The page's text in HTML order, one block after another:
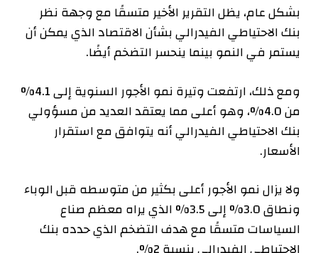
بشكل عام، يظل التقرير الأخير متسقًا مع وجهة نظر
بنك الاحتياطي الفيدرالي بشأن الاقتصاد الذي يمكن أن
يستمر في النمو بينما ينحسر التضخم أيضًا.
ومع ذلك، ارتفعت وتيرة نمو الأجور السنوية إلى 4.1%
من 4.0%، وهو أعلى مما يعتقد العديد من مسؤولي
بنك الاحتياطي الفيدرالي أنه يتوافق مع استقرار
الأسعار.
ولا يزال نمو الأجور أعلى بكثير من متوسطه قبل الوباء
ونطاق 3.0% إلى 3.5% الذي يراه معظم صناع
السياسات متسقًا مع هدف التضخم الذي حدده بنك